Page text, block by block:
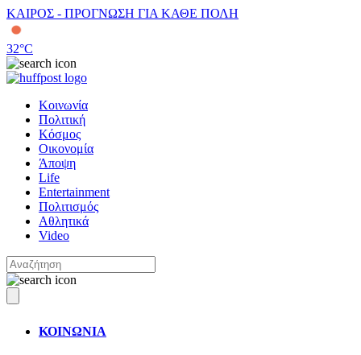
ΚΑΙΡΟΣ - ΠΡΟΓΝΩΣΗ ΓΙΑ ΚΑΘΕ ΠΟΛΗ
32°C
Κοινωνία
Πολιτική
Κόσμος
Οικονομία
Άποψη
Life
Entertainment
Πολιτισμός
Αθλητικά
Video
ΚΟΙΝΩΝΙΑ